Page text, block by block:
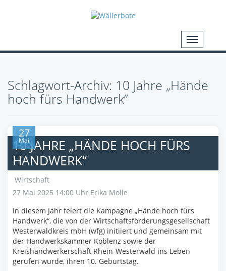
Schlagwort-Archiv: 10 Jahre „Hände
hoch fürs Handwerk“
27
Mai
10 JAHRE „HÄNDE HOCH FÜRS
HANDWERK“
Wirtschaft
27 Mai 2025 14:00 Uhr Erika Molle
In diesem Jahr feiert die Kampagne „Hände hoch fürs
Handwerk“, die von der Wirtschaftsförderungsgesellschaft
Westerwaldkreis mbH (wfg) initiiert und gemeinsam mit
der Handwerkskammer Koblenz sowie der
Kreishandwerkerschaft Rhein-Westerwald ins Leben
gerufen wurde, ihren 10. Geburtstag.